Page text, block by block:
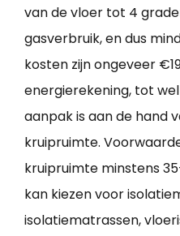
van de vloer tot 4
gasverbruik, en dus
kosten zijn ongeveer
energierekening, tot
aanpak is aan de hand
kruipruimte.
kruipruimte minstens
kan kiezen voor
isolatiematrassen,